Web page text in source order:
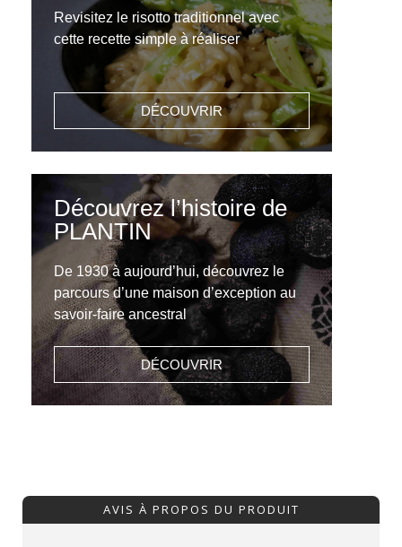
Revisitez le risotto traditionnel avec
cette recette simple à réaliser
DÉCOUVRIR
Découvrez l’histoire de
PLANTIN
De 1930 à aujourd’hui, découvrez le
parcours d’une maison d’exception au
savoir-faire ancestral
DÉCOUVRIR
AVIS À PROPOS DU PRODUIT